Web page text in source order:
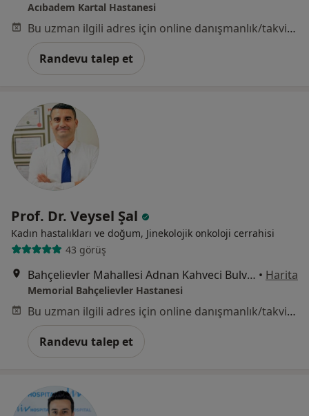
Acıbadem Kartal Hastanesi
Bu uzman ilgili adres için online danışmanlık/takvim sunmuyor.
Randevu talep et
Prof. Dr. Veysel Şal
Kadın hastalıkları ve doğum, Jinekolojik onkoloji cerrahisi
43 görüş
Bahçelievler Mahallesi Adnan Kahveci Bulvarı No:227, Bahçelievler • Harita
Memorial Bahçelievler Hastanesi
Bu uzman ilgili adres için online danışmanlık/takvim sunmuyor.
Randevu talep et